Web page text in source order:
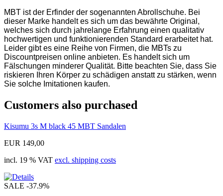
MBT ist der Erfinder der sogenannten Abrollschuhe. Bei
dieser Marke handelt es sich um das bewährte Original,
welches sich durch jahrelange Erfahrung einen qualitativ
hochwertigen und funktionierenden Standard erarbeitet hat.
Leider gibt es eine Reihe von Firmen, die MBTs zu
Discountpreisen online anbieten. Es handelt sich um
Fälschungen minderer Qualität. Bitte beachten Sie, dass Sie
riskieren Ihren Körper zu schädigen anstatt zu stärken, wenn
Sie solche Imitationen kaufen.
Customers also purchased
Kisumu 3s M black 45 MBT Sandalen
EUR 149,00
incl. 19 % VAT excl. shipping costs
SALE -37.9%